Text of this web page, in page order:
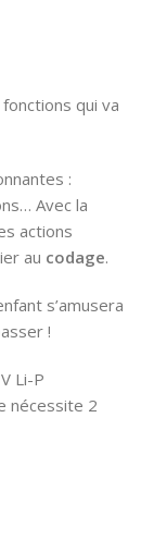
qui va
:
Avec la
actions
au codage.
s’amusera
!
Li-P
nécessite 2